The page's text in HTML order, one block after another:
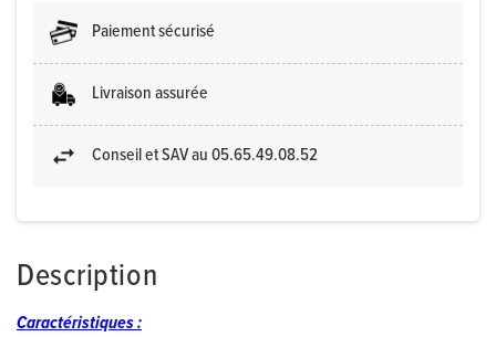
Paiement sécurisé
Livraison assurée
Conseil et SAV au 05.65.49.08.52
Description
Caractéristiques :